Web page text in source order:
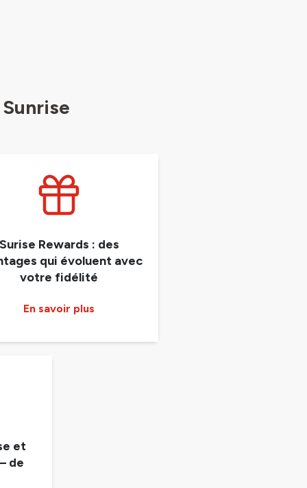
Surise Rewards : des
qui évoluent avec
votre fidélité
En savoir plus
et
de